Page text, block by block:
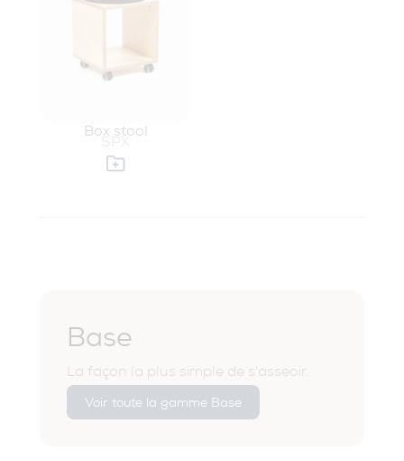
Box stool
SPX
Base
La façon la plus simple de s'asseoir.
Voir toute la gamme Base